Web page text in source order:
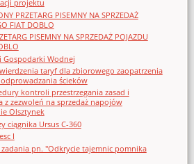
projektu
PRZETARG PISEMNY NA SPRZEDAŻ
FIAT DOBLO
PISEMNY NA SPRZEDAŻ POJAZDU
Wodnej
taryf dla zbiorowego zaopatrzenia
ścieków
kontroli przestrzegania zasad i
zezwoleń na sprzedaż napojów
Olsztynek
ciągnika Ursus C-360
I
zadania pn. "Odkrycie tajemnic pomnika